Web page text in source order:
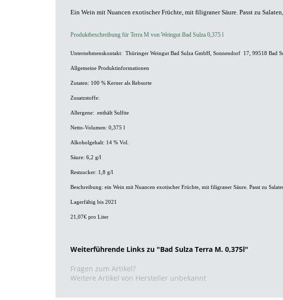
Ein Wein mit Nuancen exotischer Früchte, mit filigraner Säure. Passt zu
Produktbeschreibung für Terra M von Weingut Bad Sulza 0,375 l
Unternehmenskontakt: Thüringer Weingut Bad Sulza GmbH, Sonnendorf 17, 99518 Bad
Allgemeine Produktinformationen
Zutaten: 100 % Kerner als Rebsorte
Zusatzstoffe:
Allergene: enthält Sulfite
Netto-Volumen: 0,375 l
Alkoholgehalt: 14 % Vol.
Säure: 6,2 g/l
Restzucker: 1,8 g/l
Beschreibung: ein Wein mit Nuancen exotischer Früchte, mit filigraner Säure. Passt zu
Lagerfähig bis 2021
21,07€ pro Liter
Weiterführende Links zu "Bad Sulza Terra M. 0,375l"
Fragen zum Artikel?
Weitere Artikel von Hersteller unbekannt